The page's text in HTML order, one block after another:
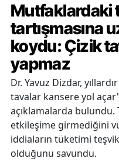
Mutfaklardaki
tartışmasına
koydu: Çizik
yapmaz
Dr. Yavuz Dizdar,
tavalar kansere yol
açıklamalarda
etkileşime girmediğini
iddiaların tüketimi
olduğunu savundu.